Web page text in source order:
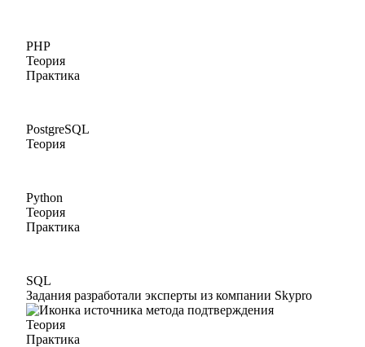
PHP
Теория
Практика
PostgreSQL
Теория
Python
Теория
Практика
SQL
Задания разработали эксперты из компании Skypro
Теория
Практика